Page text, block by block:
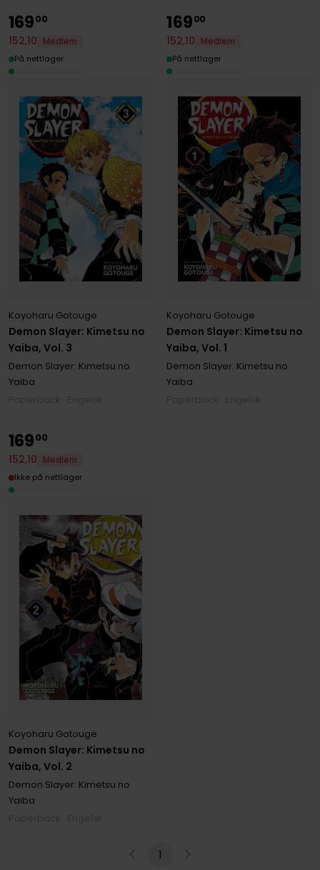
Demon Slayer: Kimetsu no
Yaiba, Vol. 3
Koyoharu Gotouge
Demon Slayer: Kimetsu no
Yaiba
16900
152,10
Medlem
På nettlager
Demon Slayer: Kimetsu no
Yaiba, Vol. 1
Koyoharu Gotouge
Demon Slayer: Kimetsu no
Yaiba
16900
152,10
Medlem
På nettlager
Demon Slayer: Kimetsu no
Yaiba, Vol. 2
Koyoharu Gotouge
Demon Slayer: Kimetsu no
Yaiba
16900
152,10
Medlem
Ikke på nettlager
1